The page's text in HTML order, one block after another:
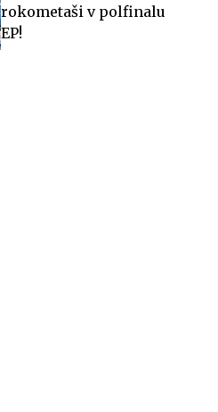
rokometaši v polfinalu
EP!